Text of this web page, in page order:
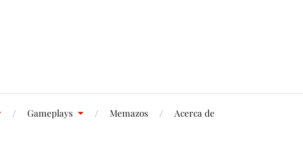
Gameplays Memazos Acerca de